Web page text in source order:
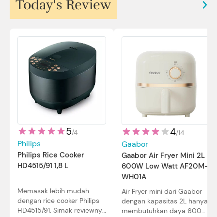
Today's Review
5/4
Philips
Philips Rice Cooker
HD4515/91 1,8 L
Memasak lebih mudah
dengan rice cooker Philips
HD4515/91. Simak reviewnya
4/14
Gaabor
Gaabor Air Fryer Mini 2L
600W Low Watt AF20M-
WH01A
Air Fryer mini dari Gaabor
dengan kapasitas 2L hanya
membutuhkan daya 600W